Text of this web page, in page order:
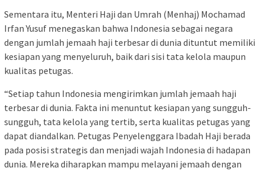
Sementara itu, Menteri Haji dan Umrah (Menhaj) Mochamad
Irfan Yusuf menegaskan bahwa Indonesia sebagai negara
dengan jumlah jemaah haji terbesar di dunia dituntut memiliki
kesiapan yang menyeluruh, baik dari sisi tata kelola maupun
kualitas petugas.
“Setiap tahun Indonesia mengirimkan jumlah jemaah haji
terbesar di dunia. Fakta ini menuntut kesiapan yang sungguh-
sungguh, tata kelola yang tertib, serta kualitas petugas yang
dapat diandalkan. Petugas Penyelenggara Ibadah Haji berada
pada posisi strategis dan menjadi wajah Indonesia di hadapan
dunia. Mereka diharapkan mampu melayani jemaah dengan